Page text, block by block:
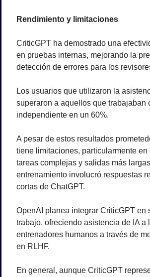
Rendimiento y limitaciones
CriticGPT ha demostrado una
en pruebas internas, mejorando la
detección de errores para los
Los usuarios que utilizaron la
superaron a aquellos que trabajaban
independiente en un 60%.
A pesar de estos resultados
tiene limitaciones, particularmente en
tareas complejas y salidas más
entrenamiento involucró respuestas
cortas de ChatGPT.
OpenAI planea integrar CriticGPT en
trabajo, ofreciendo asistencia de IA a
entrenadores humanos a través de
en RLHF.
En general, aunque CriticGPT